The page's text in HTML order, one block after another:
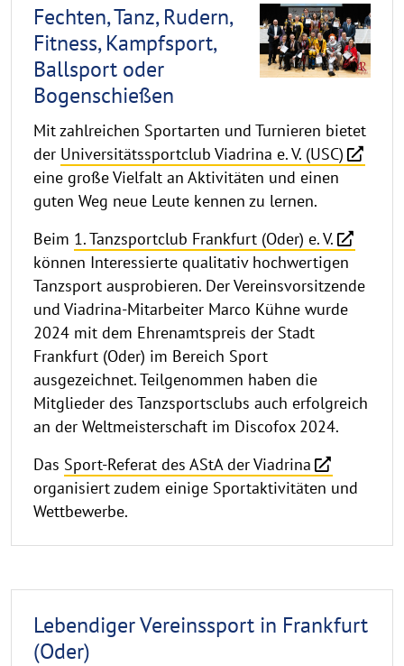
Fechten, Tanz, Rudern,
Fitness, Kampfsport,
Ballsport oder
Bogenschießen
Mit zahlreichen Sportarten und Turnieren bietet
der Uni­ver­si­täts­sportclub Viadrina e. V. (USC)
eine große Vielfalt an Aktivitäten und einen
guten Weg neue Leute kennen zu lernen.
Beim 1. Tanzsportclub Frankfurt (Oder) e. V.
können Interessierte qualitativ hochwertigen
Tanzsport ausprobieren. Der Vereinsvorsitzende
und Viadrina-Mitarbeiter Marco Kühne wurde
2024 mit dem Ehrenamtspreis der Stadt
Frankfurt (Oder) im Bereich Sport
ausgezeichnet. Teilgenommen haben die
Mitglieder des Tanzsportsclubs auch erfolgreich
an der Weltmeisterschaft im Discofox 2024.
Das Sport-Referat des AStA der Viadrina
organisiert zudem einige Sportaktivitäten und
Wettbewerbe.
Lebendiger Vereinssport in Frankfurt
(Oder)